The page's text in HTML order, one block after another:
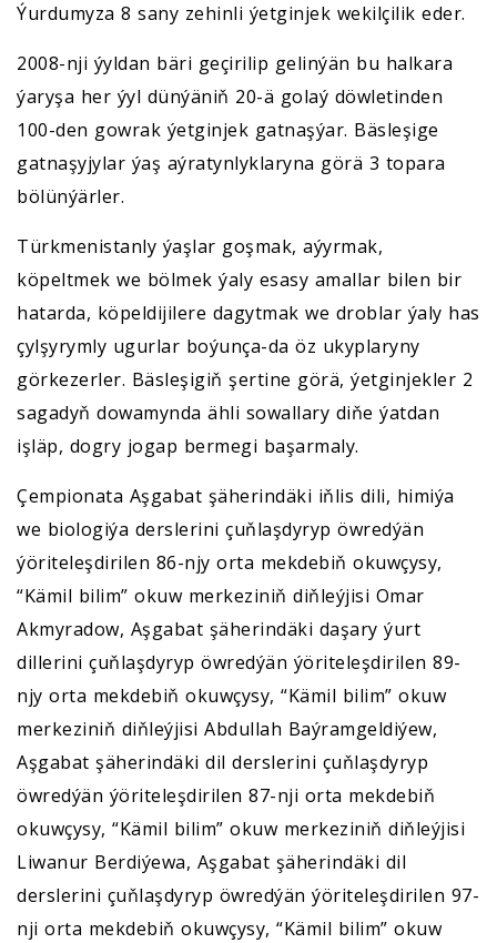
Ýurdumyza 8 sany zehinli ýetginjek wekilçilik eder.
2008-nji ýyldan bäri geçirilip gelinýän bu halkara
ýaryşa her ýyl dünýäniň 20-ä golaý döwletinden
100-den gowrak ýetginjek gatnaşýar. Bäsleşige
gatnaşyjylar ýaş aýratynlyklaryna görä 3 topara
bölünýärler.
Türkmenistanly ýaşlar goşmak, aýyrmak,
köpeltmek we bölmek ýaly esasy amallar bilen bir
hatarda, köpeldijilere dagytmak we droblar ýaly has
çylşyrymly ugurlar boýunça-da öz ukyplaryny
görkezerler. Bäsleşigiň şertine görä, ýetginjekler 2
sagadyň dowamynda ähli sowallary diňe ýatdan
işläp, dogry jogap bermegi başarmaly.
Çempionata Aşgabat şäherindäki iňlis dili, himiýa
we biologiýa derslerini çuňlaşdyryp öwredýän
ýöriteleşdirilen 86-njy orta mekdebiň okuwçysy,
“Kämil bilim” okuw merkeziniň diňleýjisi Omar
Akmyradow, Aşgabat şäherindäki daşary ýurt
dillerini çuňlaşdyryp öwredýän ýöriteleşdirilen 89-
njy orta mekdebiň okuwçysy, “Kämil bilim” okuw
merkeziniň diňleýjisi Abdullah Baýramgeldiýew,
Aşgabat şäherindäki dil derslerini çuňlaşdyryp
öwredýän ýöriteleşdirilen 87-nji orta mekdebiň
okuwçysy, “Kämil bilim” okuw merkeziniň diňleýjisi
Liwanur Berdiýewa, Aşgabat şäherindäki dil
derslerini çuňlaşdyryp öwredýän ýöriteleşdirilen 97-
nji orta mekdebiň okuwçysy, “Kämil bilim” okuw